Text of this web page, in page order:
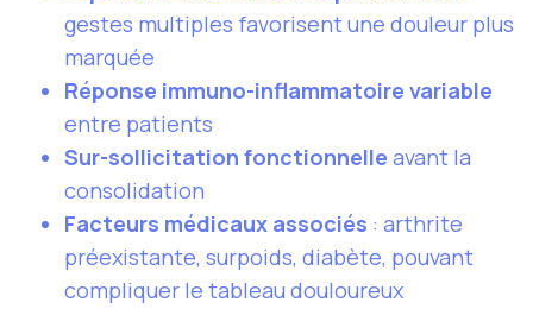
gestes multiples favorisent une douleur plus
marquée
Réponse immuno-inflammatoire variable
entre patients
Sur-sollicitation fonctionnelle avant la
consolidation
Facteurs médicaux associés : arthrite
préexistante, surpoids, diabète, pouvant
compliquer le tableau douloureux